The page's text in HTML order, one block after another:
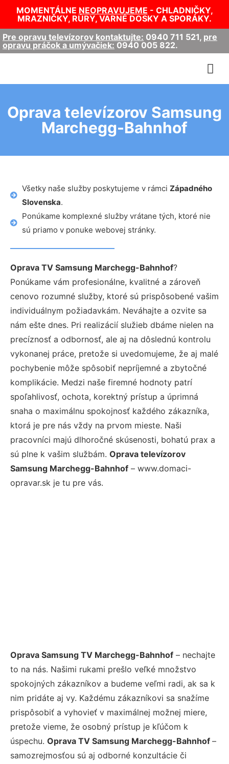
MOMENTÁLNE NEOPRAVUJEME - CHLADNIČKY,
MRAZNIČKY, RÚRY, VARNÉ DOSKY A SPORÁKY.
Pre opravu televízorov kontaktujte: 0940 711 521, pre
opravu práčok a umývačiek: 0940 005 822.
Oprava televízorov Samsung
Marchegg-Bahnhof
Všetky naše služby poskytujeme v rámci Západného
Slovenska.
Ponúkame komplexné služby vrátane tých, ktoré nie
sú priamo v ponuke webovej stránky.
Oprava TV Samsung Marchegg-Bahnhof?
Ponúkame vám profesionálne, kvalitné a zároveň
cenovo rozumné služby, ktoré sú prispôsobené vašim
individuálnym požiadavkám. Neváhajte a ozvite sa
nám ešte dnes. Pri realizácií služieb dbáme nielen na
precíznosť a odbornosť, ale aj na dôslednú kontrolu
vykonanej práce, pretože si uvedomujeme, že aj malé
pochybenie môže spôsobiť nepríjemné a zbytočné
komplikácie. Medzi naše firemné hodnoty patrí
spoľahlivosť, ochota, korektný prístup a úprimná
snaha o maximálnu spokojnosť každého zákazníka,
ktorá je pre nás vždy na prvom mieste. Naši
pracovníci majú dlhoročné skúsenosti, bohatú prax a
sú plne k vašim službám. Oprava televízorov
Samsung Marchegg-Bahnhof – www.domaci-
opravar.sk je tu pre vás.
Oprava Samsung TV Marchegg-Bahnhof – nechajte
to na nás. Našimi rukami prešlo veľké množstvo
spokojných zákazníkov a budeme veľmi radi, ak sa k
nim pridáte aj vy. Každému zákazníkovi sa snažíme
prispôsobiť a vyhovieť v maximálnej možnej miere,
pretože vieme, že osobný prístup je kľúčom k
úspechu. Oprava TV Samsung Marchegg-Bahnhof –
samozrejmosťou sú aj odborné konzultácie či